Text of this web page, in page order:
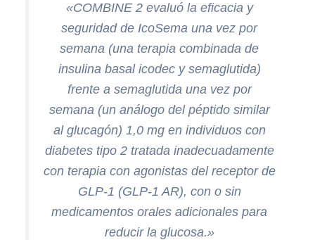
«COMBINE 2 evaluó la eficacia y
seguridad de IcoSema una vez por
semana (una terapia combinada de
insulina basal icodec y semaglutida)
frente a semaglutida una vez por
semana (un análogo del péptido similar
al glucagón) 1,0 mg en individuos con
diabetes tipo 2 tratada inadecuadamente
con terapia con agonistas del receptor de
GLP-1 (GLP-1 AR), con o sin
medicamentos orales adicionales para
reducir la glucosa.»